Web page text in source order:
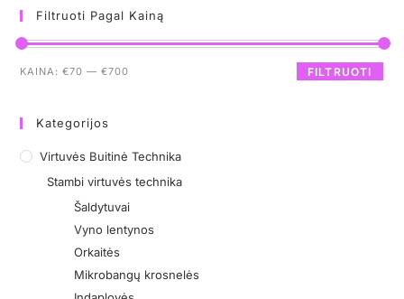
Filtruoti Pagal Kainą
FILTRUOTI
KAINA:€70 —€700
Kategorijos
Virtuvės Buitinė Technika
Stambi virtuvės technika
Šaldytuvai
Vyno lentynos
Orkaitės
Mikrobangų krosnelės